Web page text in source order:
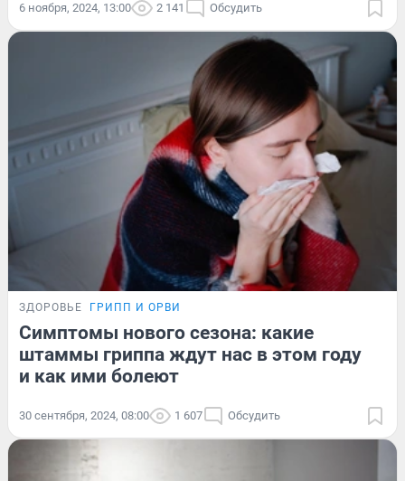
6 ноября, 2024, 13:00 2 141 Обсудить
ЗДОРОВЬЕ ГРИПП И ОРВИ
Симптомы нового сезона: какие
штаммы гриппа ждут нас в этом году
и как ими болеют
30 сентября, 2024, 08:00 1 607 Обсудить